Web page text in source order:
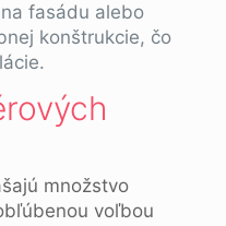
fasádu alebo
konštrukcie, čo
množstvo
voľbou